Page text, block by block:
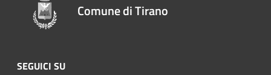
Comune di Tirano
SEGUICI SU